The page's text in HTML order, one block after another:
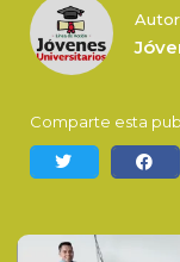
Comparte esta